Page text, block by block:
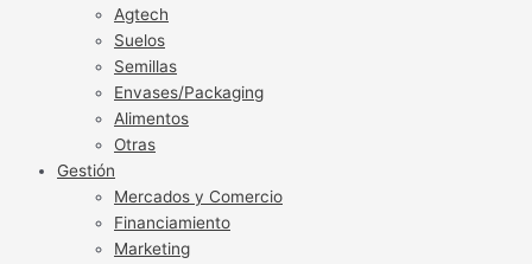
Agtech
Suelos
Semillas
Envases/Packaging
Alimentos
Otras
Gestión
Mercados y Comercio
Financiamiento
Marketing